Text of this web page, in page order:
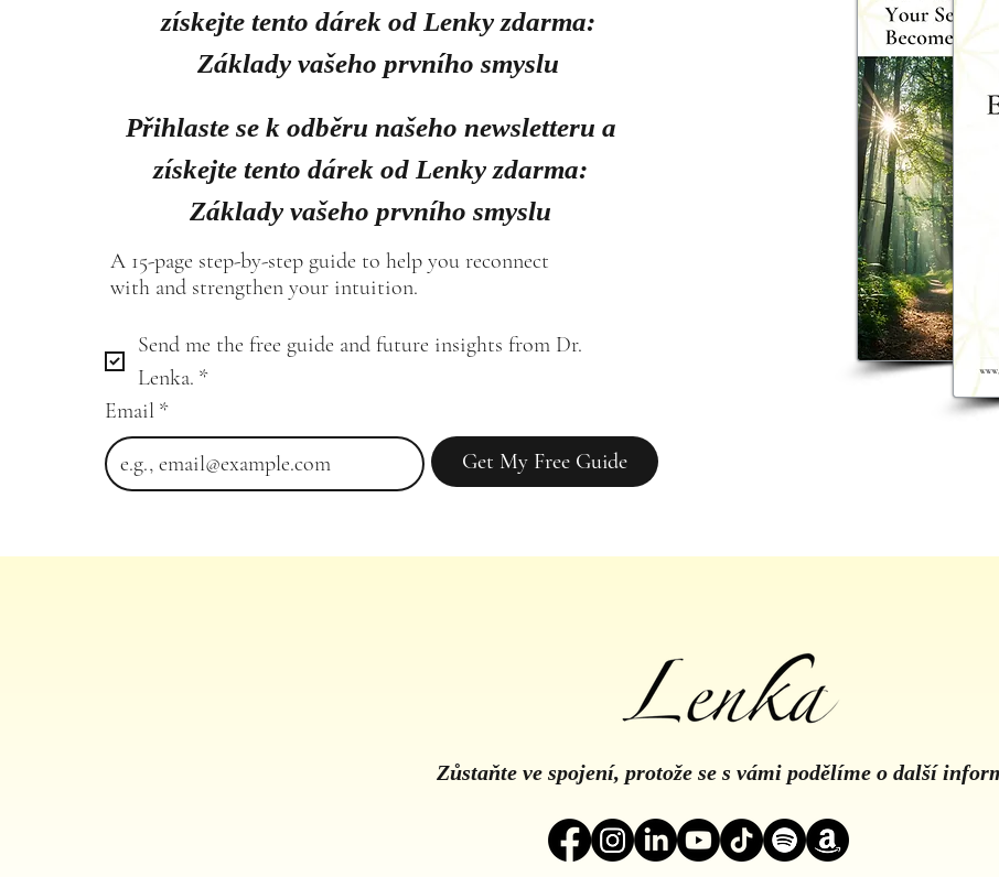
získejte tento dárek od Lenky zdarma:
Základy vašeho prvního smyslu
Přihlaste se k odběru našeho newsletteru a
získejte tento dárek od Lenky zdarma:
Základy vašeho prvního smyslu
A 15-page step-by-step guide to help you reconnect
with and strengthen your intuition.
Send me the free guide and future insights from Dr.
Lenka. *
Email *
Get My Free Guide
Zůstaňte ve spojení, protože se s vámi podělíme o další